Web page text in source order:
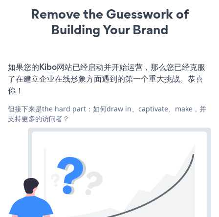
Remove the Guesswork of
Building Your Brand
如果您的Kibo网站已经启动并开始运营，那么您已经克服
了在建立企业在线形象方面遇到的第一个重大挑战。恭喜
你！
但接下来是the hard part：如何draw in、captivate、make，并
支持更多的访问者？